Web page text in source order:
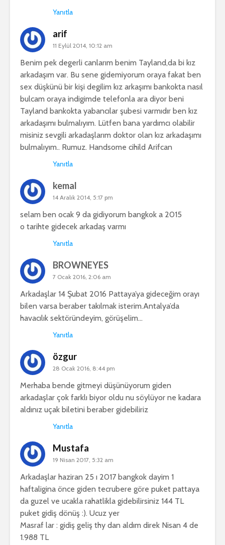
Yanıtla
arif
11 Eylül 2014, 10:12 am
Benim pek degerli canlarım benim Tayland,da bi kız
arkadaşım var. Bu sene gidemiyorum oraya fakat ben
sex düşkünü bir kişi degilim kız arkaşımı bankokta nasıl
bulcam oraya indigimde telefonla ara diyor beni
Tayland bankokta yabancılar şubesi varmıdır ben kız
arkadaşımı bulmalıyım. Lütfen bana yardımcı olabilir
misiniz sevgili arkadaşlarım doktor olan kız arkadaşımı
bulmalıyım.. Rumuz. Handsome cihild Arifcan
Yanıtla
kemal
14 Aralık 2014, 5:17 pm
selam ben ocak 9 da gidiyorum bangkok a 2015
o tarihte gidecek arkadaş varmı
Yanıtla
BROWNEYES
7 Ocak 2016, 2:06 am
Arkadaşlar 14 Şubat 2016 Pattaya’ya gideceğim orayı
bilen varsa beraber takılmak isterim.Antalya’da
havacılık sektöründeyim, görüşelim…
Yanıtla
özgur
28 Ocak 2016, 8:44 pm
Merhaba bende gitmeyi düşünüyorum giden
arkadaşlar çok farklı biyor oldu nu söylüyor ne kadara
aldınız uçak biletini beraber gidebiliriz
Yanıtla
Mustafa
19 Nisan 2017, 5:32 am
Arkadaşlar haziran 25 ı 2017 bangkok dayim 1
haftaligina önce giden tecrubere göre puket pattaya
da guzel ve ucakla rahatlikla gidebilirsiniz 144 TL
puket gidiş dönüş :). Ucuz yer
Masraf lar : gidiş geliş thy dan aldım direk Nisan 4 de
1.988 TL